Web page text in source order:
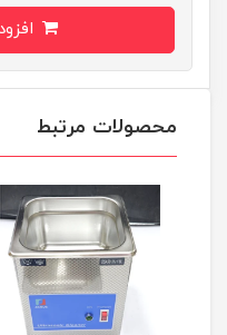
محصولات مرتبط